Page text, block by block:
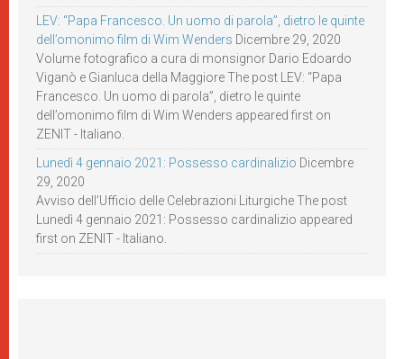
LEV: “Papa Francesco. Un uomo di parola”, dietro le quinte
dell’omonimo film di Wim Wenders Dicembre 29, 2020
Volume fotografico a cura di monsignor Dario Edoardo
Viganò e Gianluca della Maggiore The post LEV: “Papa
Francesco. Un uomo di parola”, dietro le quinte
dell’omonimo film di Wim Wenders appeared first on
ZENIT - Italiano.
Lunedì 4 gennaio 2021: Possesso cardinalizio Dicembre
29, 2020
Avviso dell’Ufficio delle Celebrazioni Liturgiche The post
Lunedì 4 gennaio 2021: Possesso cardinalizio appeared
first on ZENIT - Italiano.